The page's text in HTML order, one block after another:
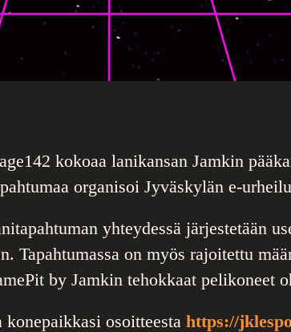
kokoaa lanikansan Jamkin
organisoi Jyväskylän e-
yhteydessä järjestetään
Tapahtumassa on myös rajoitettu
by Jamkin tehokkaat pelikoneet
konepaikkasi osoitteesta https://